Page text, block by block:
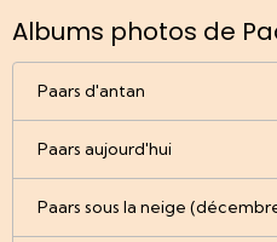
Albums photos de
Paars d'antan
Paars aujourd'hui
Paars sous la neige